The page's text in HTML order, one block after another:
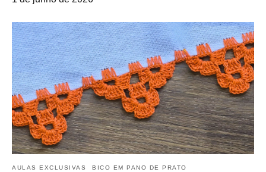
AULAS EXCLUSIVAS BICO EM PANO DE PRATO